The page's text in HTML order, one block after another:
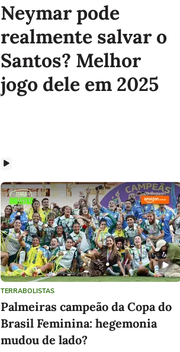
Neymar pode
realmente salvar o
Santos? Melhor
jogo dele em 2025
TERRABOLISTAS
Palmeiras campeão da Copa do
Brasil Feminina: hegemonia
mudou de lado?